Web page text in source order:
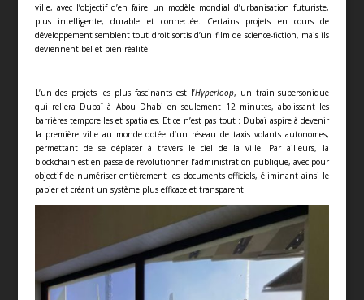
ville, avec l’objectif d’en faire un modèle mondial d’urbanisation futuriste,
plus intelligente, durable et connectée. Certains projets en cours de
développement semblent tout droit sortis d’un film de science-fiction, mais ils
deviennent bel et bien réalité.
L’un des projets les plus fascinants est l’Hyperloop, un train supersonique
qui reliera Dubaï à Abou Dhabi en seulement 12 minutes, abolissant les
barrières temporelles et spatiales. Et ce n’est pas tout : Dubaï aspire à devenir
la première ville au monde dotée d’un réseau de taxis volants autonomes,
permettant de se déplacer à travers le ciel de la ville. Par ailleurs, la
blockchain est en passe de révolutionner l’administration publique, avec pour
objectif de numériser entièrement les documents officiels, éliminant ainsi le
papier et créant un système plus efficace et transparent.